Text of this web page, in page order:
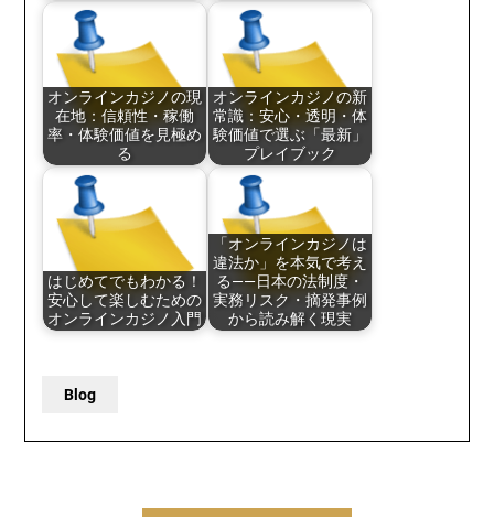
オンラインカジノの現
在地：信頼性・稼働
率・体験価値を見極め
る
オンラインカジノの新
常識：安心・透明・体
験価値で選ぶ「最新」
プレイブック
はじめてでもわかる！
安心して楽しむための
オンラインカジノ入門
「オンラインカジノは
違法か」を本気で考え
る——日本の法制度・
実務リスク・摘発事例
から読み解く現実
Blog